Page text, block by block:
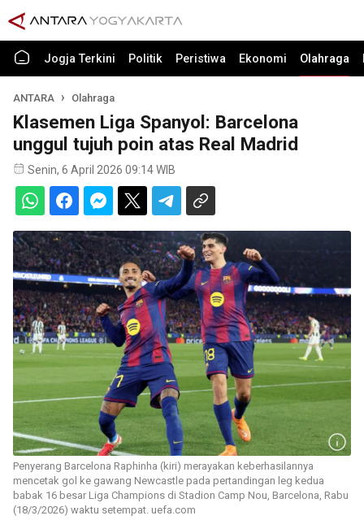
Jogja Terkini Politik Peristiwa Ekonomi Olahraga
ANTARA Olahraga
Klasemen Liga Spanyol: Barcelona
unggul tujuh poin atas Real Madrid
Senin, 6 April 2026 09:14 WIB
Penyerang Barcelona Raphinha (kiri) merayakan keberhasilannya
mencetak gol ke gawang Newcastle pada pertandingan leg kedua
babak 16 besar Liga Champions di Stadion Camp Nou, Barcelona, Rabu
(18/3/2026) waktu setempat. uefa.com